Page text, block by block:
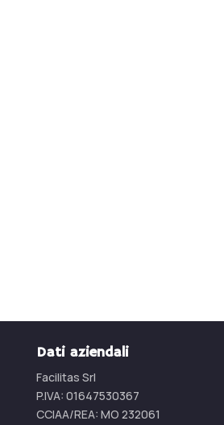
Dati aziendali
Facilitas Srl
P.IVA: 01647530367
CCIAA/REA: MO 232061